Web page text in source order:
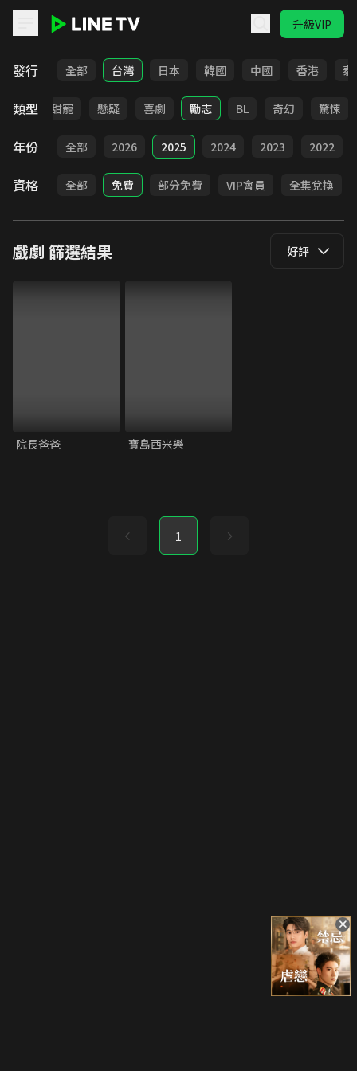
升級VIP
發行 全部 台灣 日本 韓國 中國 香港 泰
類型
改編 甜寵 懸疑 喜劇 勵志 BL 奇幻 驚悚
年份 全部 2026 2025 2024 2023 2022
資格 全部 免費 部分免費 VIP會員 全集兌換
戲劇 篩選結果 好評
院長爸爸 寶島西米樂
1